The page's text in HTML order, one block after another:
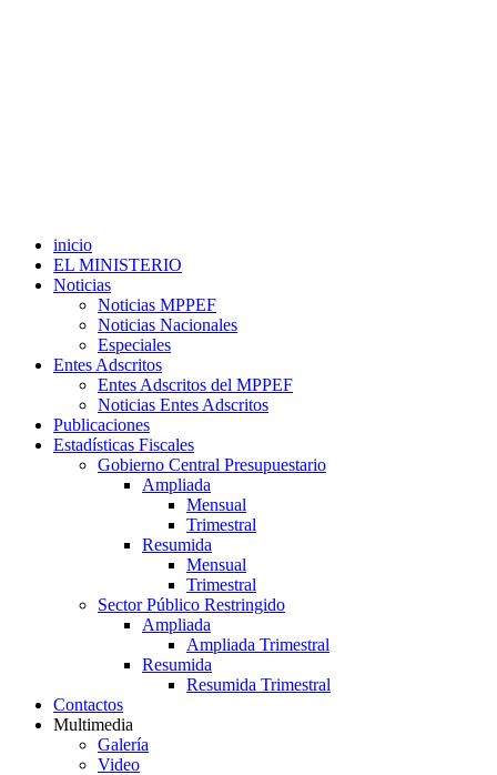
inicio
EL MINISTERIO
Noticias
Noticias MPPEF
Noticias Nacionales
Especiales
Entes Adscritos
Entes Adscritos del MPPEF
Noticias Entes Adscritos
Publicaciones
Estadísticas Fiscales
Gobierno Central Presupuestario
Ampliada
Mensual
Trimestral
Resumida
Mensual
Trimestral
Sector Público Restringido
Ampliada
Ampliada Trimestral
Resumida
Resumida Trimestral
Contactos
Multimedia
Galería
Video